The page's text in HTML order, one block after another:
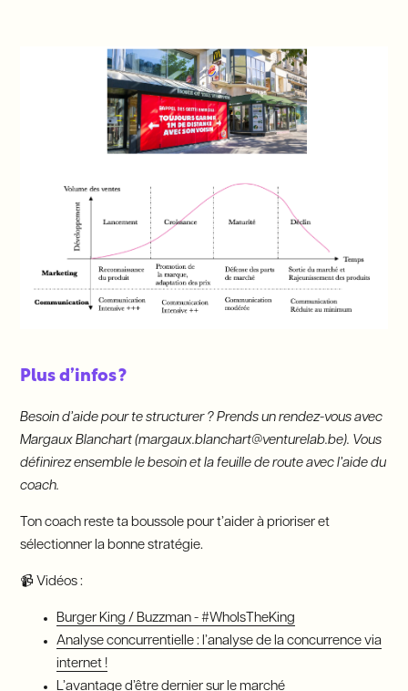
Plus d’infos ?
Besoin d’aide pour te structurer ? Prends un rendez-vous avec
Margaux Blanchart (margaux.blanchart@venturelab.be). Vous
définirez ensemble le besoin et la feuille de route avec l’aide du
coach.
Ton coach reste ta boussole pour t’aider à prioriser et
sélectionner la bonne stratégie.
📹 Vidéos :
Burger King / Buzzman - #WholsTheKing
Analyse concurrentielle : l’analyse de la concurrence via
internet !
L’avantage d’être dernier sur le marché